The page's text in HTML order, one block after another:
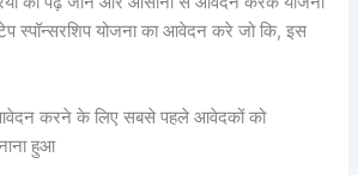
स्पॉन्सरशिप योजना का आवेदन करे जो कि, इस
आवेदन करने के लिए सबसे पहले आवेदकों को
हुआ